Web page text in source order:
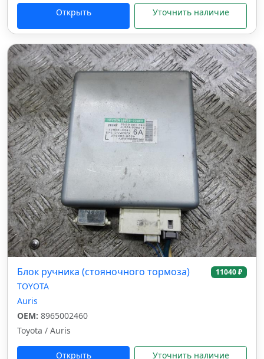
Открыть Уточнить наличие
Блок ручника (стояночного тормоза) 11040 ₽
TOYOTA
Auris
OEM: 8965002460
Toyota / Auris
Открыть Уточнить наличие